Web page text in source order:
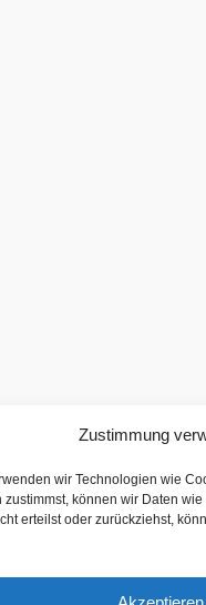
Zustimmung
wir Technologien wie
können wir Daten
erteilst oder zurückziehst,